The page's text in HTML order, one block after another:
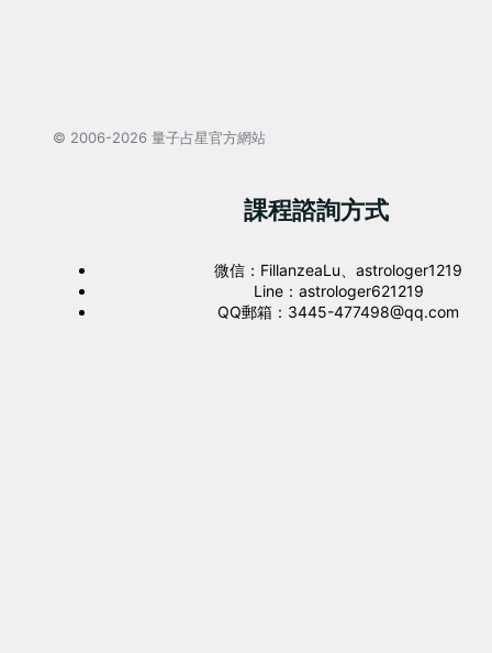
© 2006-2026 量子占星官方網站
課程諮詢方式
微信：FillanzeaLu、astrologer1219
Line：astrologer621219
QQ郵箱：3445-477498@qq.com